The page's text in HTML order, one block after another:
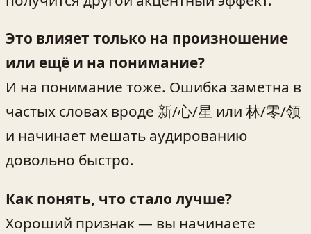
Это влияет только на произношение
или ещё и на понимание?
И на понимание тоже. Ошибка заметна в
частых словах вроде 新/心/星 или 林/零/领
и начинает мешать аудированию
довольно быстро.
Как понять, что стало лучше?
Хороший признак — вы начинаете